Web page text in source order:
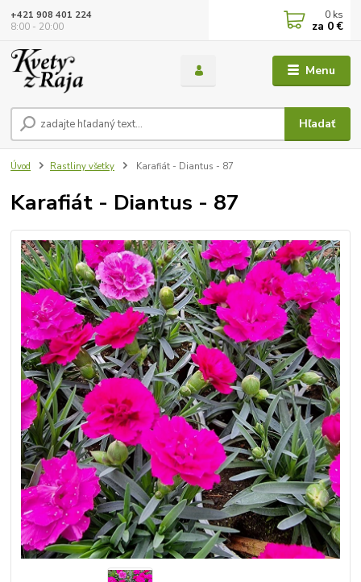
Menu
Hľadať
+421 908 401 224
8:00 - 20:00
0 ks
za 0 €
Úvod Rastliny všetky Karafiát - Diantus - 87
Karafiát - Diantus - 87